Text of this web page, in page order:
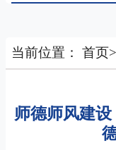
当前位置： 首页
师德师风建